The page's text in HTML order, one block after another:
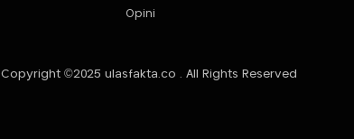
Opini
Copyright ©2025 ulasfakta.co . All Rights Reserved